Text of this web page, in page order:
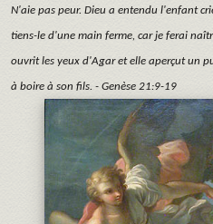
N'aie pas peur. Dieu a entendu l'enfant
tiens-le d'une main ferme, car je ferai
ouvrit les yeux d'Agar et elle aperçut un
à boire à son fils. - Genèse 21:9-19